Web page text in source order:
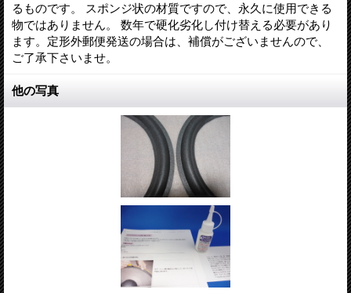
るものです。 スポンジ状の材質ですので、永久に使用できる
物ではありません。 数年で硬化劣化し付け替える必要があり
ます。定形外郵便発送の場合は、補償がございませんので、
ご了承下さいませ。
他の写真